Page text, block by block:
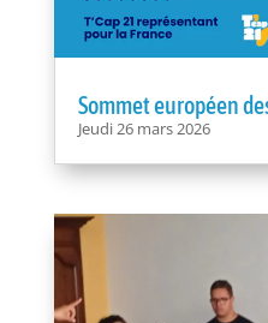
Sommet européen
Jeudi 26 mars 2026